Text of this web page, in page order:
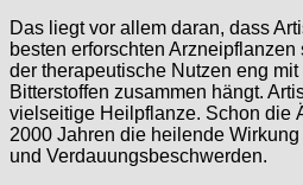
Das liegt vor allem daran, dass
besten erforschten
der therapeutische Nutzen eng
Bitterstoffen zusammen hängt.
vielseitige Heilpflanze. Schon die
2000 Jahren die heilende
und Verdauungsbeschwerden.